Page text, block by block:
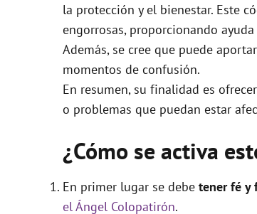
la protección y el bienestar. Este
engorrosas, proporcionando
Además, se cree que puede
momentos de confusión.
En resumen, su finalidad es
o problemas que puedan estar
¿Cómo se activa
En primer lugar se debe tener fé y
el Ángel Colopatirón.